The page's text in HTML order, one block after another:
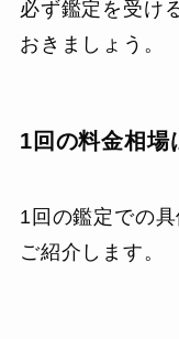
必ず鑑定を受け
おきましょう。
1回の料金相場
1回の鑑定での
ご紹介します。